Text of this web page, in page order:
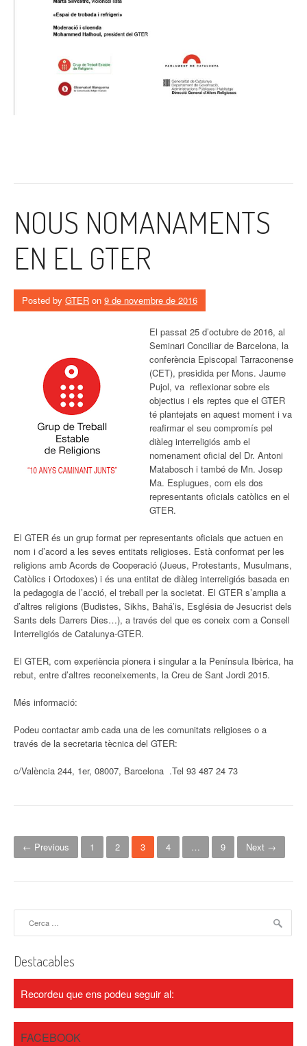
NOUS NOMANAMENTS
EN EL GTER
Posted by GTER on 9 de novembre de 2016
El passat 25 d’octubre de 2016, al
Seminari Conciliar de Barcelona, la
conferència Episcopal Tarraconense
(CET), presidida per Mons. Jaume
Pujol, va reflexionar sobre els
objectius i els reptes que el GTER
té plantejats en aquest moment i va
reafirmar el seu compromís pel
diàleg interreligiós amb el
nomenament oficial del Dr. Antoni
Matabosch i també de Mn. Josep
Ma. Esplugues, com els dos
representants oficials catòlics en el
GTER.
El GTER és un grup format per representants oficials que actuen en
nom i d’acord a les seves entitats religioses. Està conformat per les
religions amb Acords de Cooperació (Jueus, Protestants, Musulmans,
Catòlics i Ortodoxes) i és una entitat de diàleg interreligiós basada en
la pedagogia de l’acció, el treball per la societat. El GTER s’amplia a
d’altres religions (Budistes, Sikhs, Bahá’is, Església de Jesucrist dels
Sants dels Darrers Dies…), a través del que es coneix com a Consell
Interreligiós de Catalunya-GTER.
El GTER, com experiència pionera i singular a la Península Ibèrica, ha
rebut, entre d’altres reconeixements, la Creu de Sant Jordi 2015.
Més informació:
Podeu contactar amb cada una de les comunitats religioses o a
través de la secretaria tècnica del GTER:
c/València 244, 1er, 08007, Barcelona .Tel 93 487 24 73
P
o
t
s
n
a
v
← Previous 1 2 3 4 … 9 Next →
Destacables
Recordeu que ens podeu seguir al:
FACEBOOK